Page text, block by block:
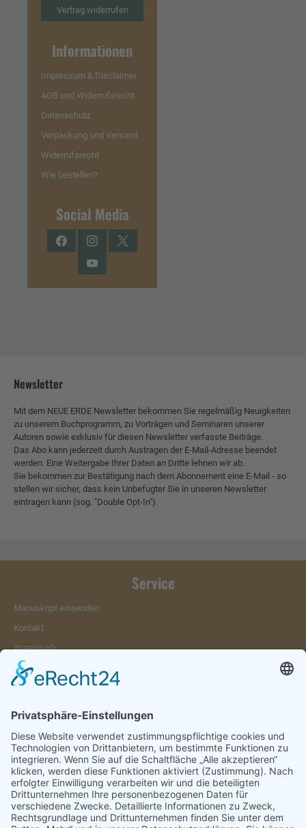
Vertrag widerrufen
Informationen
Impressum & Disclaimer
AGB und Widerrufsrecht
Datenschutz
Verpackung und Versand
Widerrufsrecht
Wie bestellen?
Social Media
FacebookInstagramTwitter
YouTube
Newsletter
Mit dem NEUE ERDE Newsletter bekommen Sie regelmäßig Neuigkeiten
zu unserem Buchprogramm, zu Vorträgen und Seminaren unserer
Autoren sowie exklusiv für diesen Newsletter verfasste Beiträge.
Das Abo kann jederzeit durch Austragen der E-Mail-Adresse beendet
werden. Eine Weitergabe Ihrer Daten an Dritte lehnen wir ab.
Sie bekommen zur Bestätigung nach dem Abonnement eine E-Mail - so
stellen wir sicher, dass kein Unbefugter Sie in unseren Newsletter
eintragen kann (sog. "Double Opt-In").
Service
Manuskript einsenden
Kontakt
Warenkorb
Konto
Merkzettel
Vertrag widerrufen
Informationen
Impressum & Disclaimer